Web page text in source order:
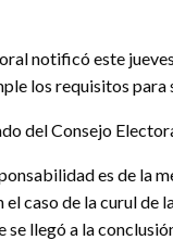
notificó este
los requisitos para
del Consejo
es de la
el caso de la curul
llegó a la